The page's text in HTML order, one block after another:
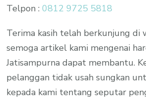
Telpon :0812 9725 5818
Terima kasih telah berkunjung di
semoga artikel kami mengenai
Jatisampurna dapat membantu.
pelanggan tidak usah sungkan
kepada kami tentang seputar